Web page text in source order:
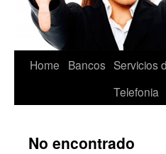
Home Bancos Servicios
Telefonia
No encontrado